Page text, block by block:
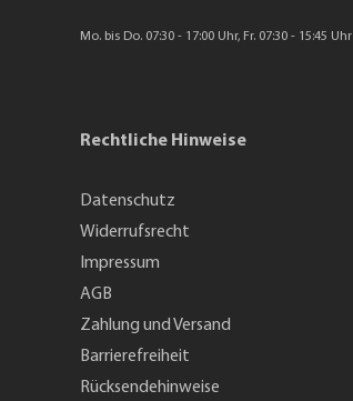
Mo. bis Do. 07:30 - 17:00 Uhr, Fr. 07:30 - 15:45 Uhr
Rechtliche Hinweise
Datenschutz
Widerrufsrecht
Impressum
AGB
Zahlung und Versand
Barrierefreiheit
Rücksendehinweise